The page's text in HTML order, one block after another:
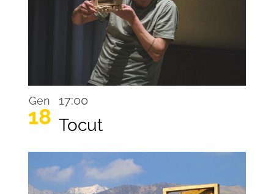
Gen
18
17:00
Tocut